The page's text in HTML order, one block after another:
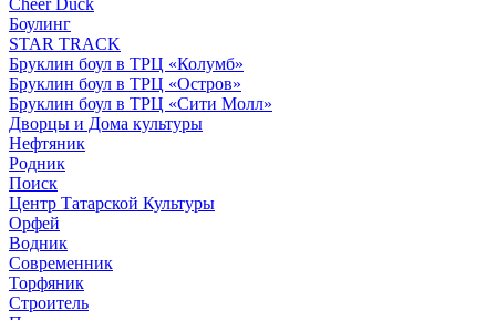
Cheer Duck
Боулинг
STAR TRACK
Бруклин боул в ТРЦ «Колумб»
Бруклин боул в ТРЦ «Остров»
Бруклин боул в ТРЦ «Сити Молл»
Дворцы и Дома культуры
Нефтяник
Родник
Поиск
Центр Татарской Культуры
Орфей
Водник
Современник
Торфяник
Строитель